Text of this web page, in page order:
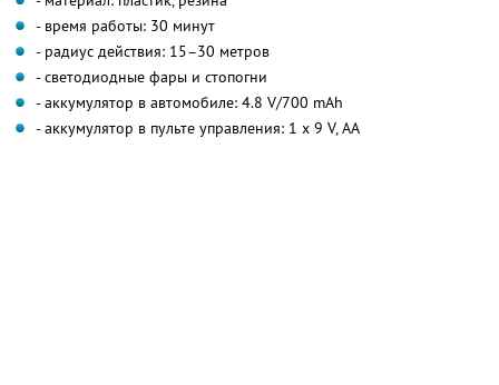
- время работы: 30 минут
- радиус действия: 15–30 метров
- светодиодные фары и стопогни
- аккумулятор в автомобиле: 4.8 V/700 mAh
- аккумулятор в пульте управления: 1 х 9 V, AA